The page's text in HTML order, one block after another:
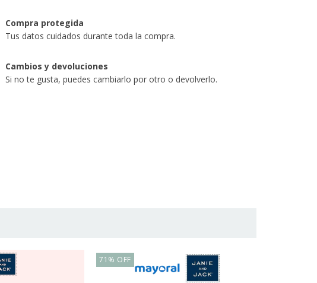
Compra protegida
Tus datos cuidados durante toda la compra.
Cambios y devoluciones
Si no te gusta, puedes cambiarlo por otro o devolverlo.
71 % OFF